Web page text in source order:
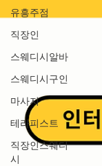
유흥주점
직장인
스웨디시알바
스웨디시구인
마사지
테라피스트
직장인스웨디
시
입니다. 단기알바
는 구조가 많습니
거나, 목돈이 아니
해야 할 때 매우
습 기간이나 복잡
빠르게 일 시작이
니다. 두 번째는 시
업 준비생, 프리랜
목표가 있는 사람